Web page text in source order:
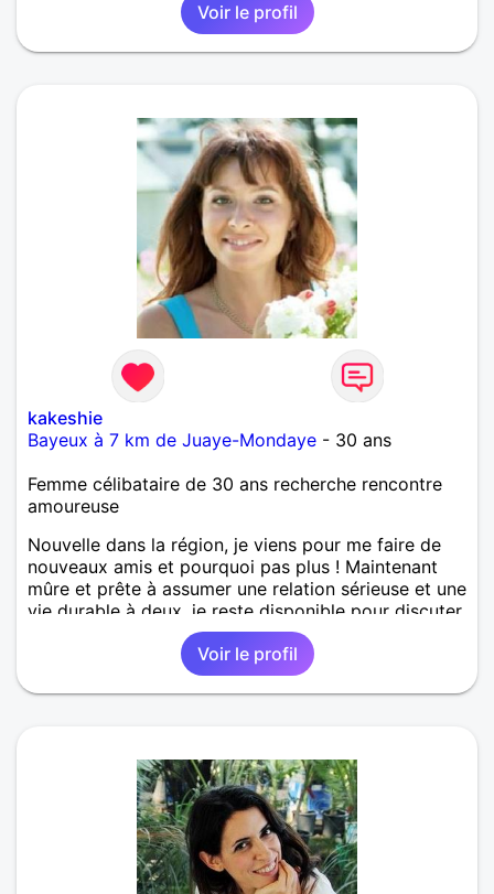
Voir le profil
kakeshie
Bayeux à 7 km de Juaye-Mondaye - 30 ans
Femme célibataire de 30 ans recherche rencontre
amoureuse
Nouvelle dans la région, je viens pour me faire de
nouveaux amis et pourquoi pas plus ! Maintenant
mûre et prête à assumer une relation sérieuse et une
vie durable à deux, je reste disponible pour discuter
et faire connaissance et bien sûr rencontrer pour se
voir en réel si feeling réciproque.
Voir le profil